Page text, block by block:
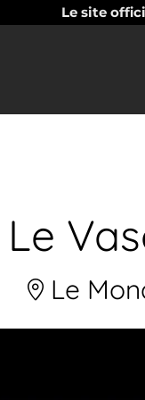
Le site
Le
Le